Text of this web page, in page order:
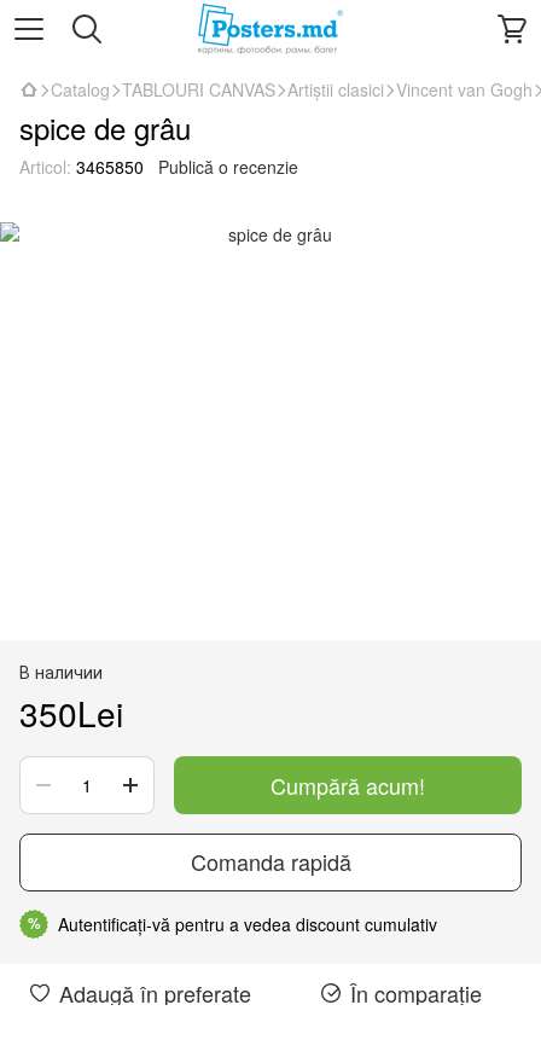
Catalog TABLOURI CANVAS Artiștii clasici Vincent van Gogh
spice de grâu
Articol: 3465850 Publică o recenzie
В наличии
350Lei
Cumpără acum!
Comanda rapidă
% Autentificați-vă pentru a vedea discount cumulativ
Adaugă în preferate În comparație